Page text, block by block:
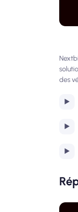
des